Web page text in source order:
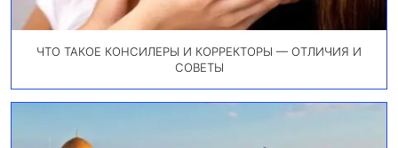
ЧТО ТАКОЕ КОНСИЛЕРЫ И КОРРЕКТОРЫ — ОТЛИЧИЯ И
СОВЕТЫ